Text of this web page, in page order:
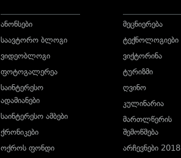
ანონსები
საავტორო ბლოგი
ვიდეობლოგი
ფოტოგალერეა
საინტერესო
ადამიანები
საინტერესო ამბები
ქრონიკები
ოქროს ფონდი
მეცნიერება
ტექნოლოგიები
ვიქტორინა
ტურიზმი
ღვინო
კულინარია
მართლწერის
შემოწმება
არჩევნები 2018